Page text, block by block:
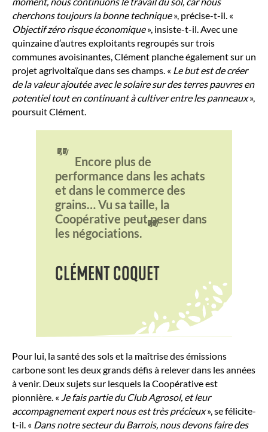
cherchons toujours la bonne technique», précise-t-il. «
Objectif zéro risque économique», insiste-t-il. Avec une
quinzaine d’autres exploitants regroupés sur trois
communes avoisinantes, Clément planche également sur un
projet agrivoltaïque dans ses champs. « Le but est de créer
de la valeur ajoutée avec le solaire sur des terres pauvres en
potentiel tout en continuant à cultiver entre les panneaux»,
poursuit Clément.
" Encore plus de
performance dans les achats
et dans le commerce des
grains… Vu sa taille, la
Coopérative peut peser dans
les négociations. "
CLÉMENT COQUET
Pour lui, la santé des sols et la maîtrise des émissions
carbone sont les deux grands défis à relever dans les années
à venir. Deux sujets sur lesquels la Coopérative est
pionnière. « Je fais partie du Club Agrosol, et leur
accompagnement expert nous est très précieux», se félicite-
t-il. « Dans notre secteur du Barrois, nous devons faire des